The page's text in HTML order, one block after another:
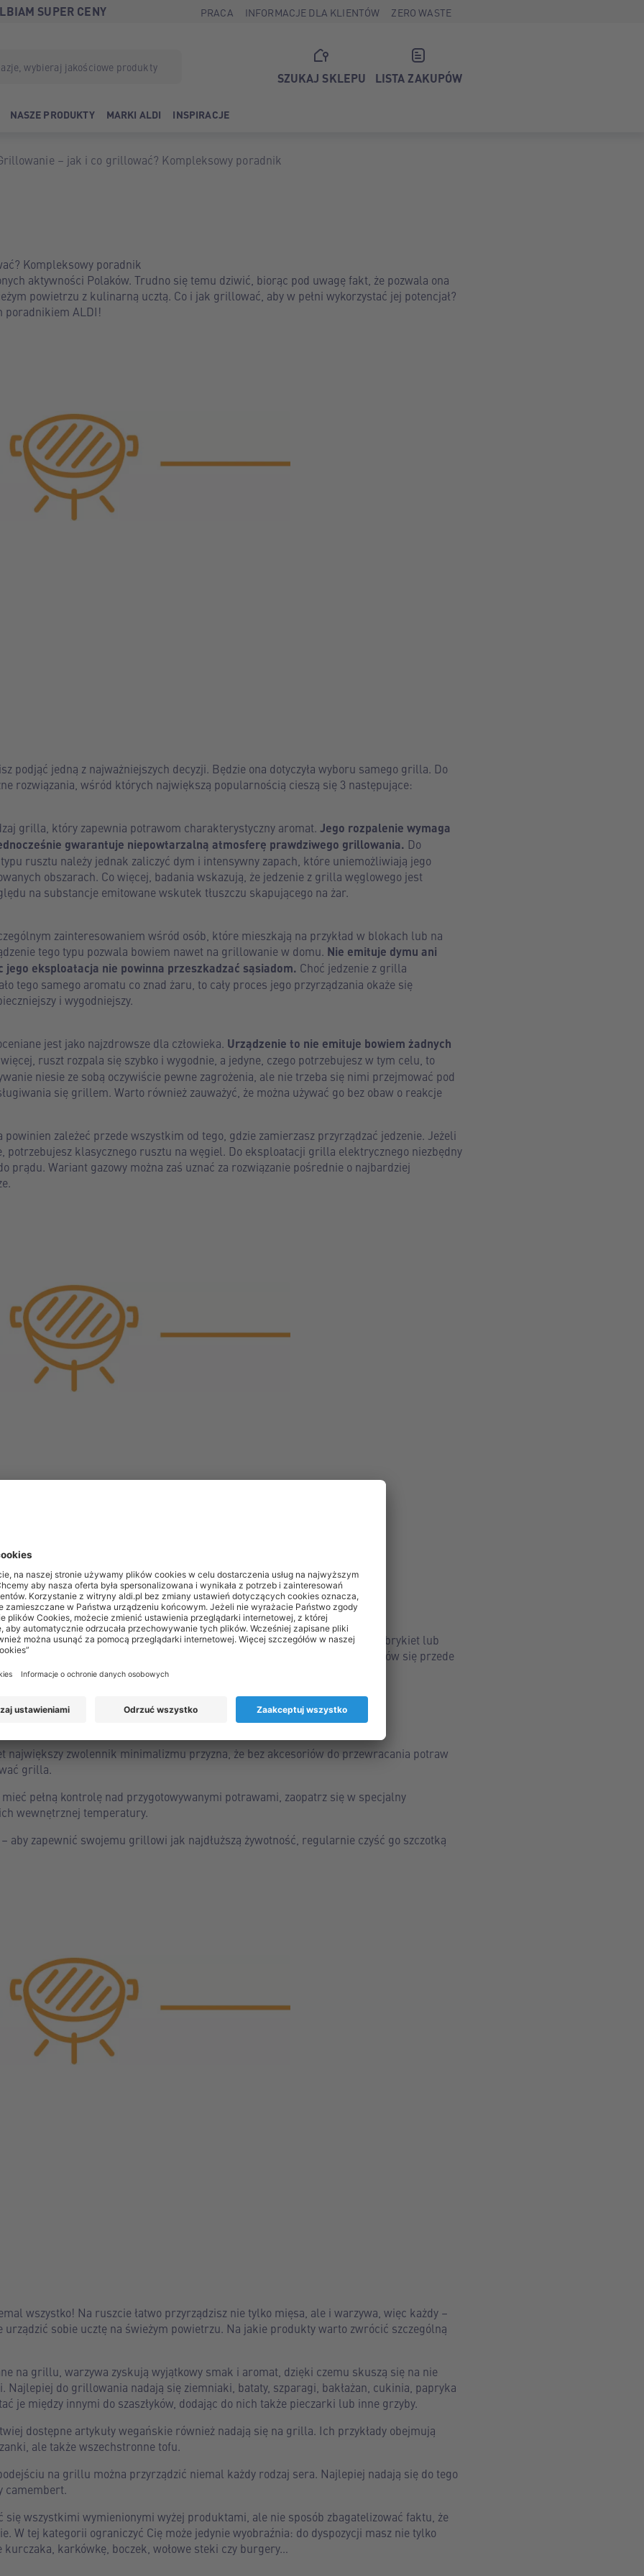
SUPER CENY PRACA INFORMACJE DLA KLIENTÓW ZERO WASTE
SZUKAJ SKLEPU LISTA ZAKUPÓW
NASZE PRODUKTY MARKI ALDI INSPIRACJE
– jak i co grillować? Kompleksowy poradnik
Kompleksowy poradnik
aktywności Polaków. Trudno się temu dziwić, biorąc pod uwagę fakt, że pozwala ona
powietrzu z kulinarną ucztą. Co i jak grillować, aby w pełni wykorzystać jej potencjał?
poradnikiem ALDI!
podjąć jedną z najważniejszych decyzji. Będzie ona dotyczyła wyboru samego grilla. Do
rozwiązania, wśród których największą popularnością cieszą się 3 następujące:
grilla, który zapewnia potrawom charakterystyczny aromat. Jego rozpalenie wymaga
gwarantuje niepowtarzalną atmosferę prawdziwego grillowania. Do
rusztu należy jednak zaliczyć dym i intensywny zapach, które uniemożliwiają jego
obszarach. Co więcej, badania wskazują, że jedzenie z grilla węglowego jest
na substancje emitowane wskutek tłuszczu skapującego na żar.
zainteresowaniem wśród osób, które mieszkają na przykład w blokach lub na
tego typu pozwala bowiem nawet na grillowanie w domu. Nie emituje dymu ani
jego eksploatacja nie powinna przeszkadzać sąsiadom. Choć jedzenie z grilla
tego samego aromatu co znad żaru, to cały proces jego przyrządzania okaże się
i wygodniejszy.
jest jako najzdrowsze dla człowieka. Urządzenie to nie emituje bowiem żadnych
więcej, ruszt rozpala się szybko i wygodnie, a jedyne, czego potrzebujesz w tym celu, to
niesie ze sobą oczywiście pewne zagrożenia, ale nie trzeba się nimi przejmować pod
się grillem. Warto również zauważyć, że można używać go bez obaw o reakcje
zależeć przede wszystkim od tego, gdzie zamierzasz przyrządzać jedzenie. Jeżeli
potrzebujesz klasycznego rusztu na węgiel. Do eksploatacji grilla elektrycznego niezbędny
prądu. Wariant gazowy można zaś uznać za rozwiązanie pośrednie o najbardziej
warto się zaopatrzyć?
różnych szkół. Jedni przed rozpoczęciem uczty zaopatrują się wyłącznie w brykiet lub
kompletują cały arsenał gadżetów. Jeśli bliżej Ci do tych drugich, zastanów się przede
akcesoriów jak:
kratki pozwalają na wygodne grillowanie np. ryb.
jeśli zamierzasz grillować kurczaka w całości.
największy zwolennik minimalizmu przyzna, że bez akcesoriów do przewracania potraw
grilla.
pełną kontrolę nad przygotowywanymi potrawami, zaopatrz się w specjalny
wewnętrznej temperatury.
aby zapewnić swojemu grillowi jak najdłuższą żywotność, regularnie czyść go szczotką
wszystko! Na ruszcie łatwo przyrządzisz nie tylko mięsa, ale i warzywa, więc każdy –
urządzić sobie ucztę na świeżym powietrzu. Na jakie produkty warto zwrócić szczególną
na grillu, warzywa zyskują wyjątkowy smak i aromat, dzięki czemu skuszą się na nie
Najlepiej do grillowania nadają się ziemniaki, bataty, szparagi, bakłażan, cukinia, papryka
je między innymi do szaszłyków, dodając do nich także pieczarki lub inne grzyby.
dostępne artykuły wegańskie również nadają się na grilla. Ich przykłady obejmują
ale także wszechstronne tofu.
na grillu można przyrządzić niemal każdy rodzaj sera. Najlepiej nadają się do tego
camembert.
się wszystkimi wymienionymi wyżej produktami, ale nie sposób zbagatelizować faktu, że
W tej kategorii ograniczyć Cię może jedynie wyobraźnia: do dyspozycji masz nie tylko
kurczaka, karkówkę, boczek, wołowe steki czy burgery…